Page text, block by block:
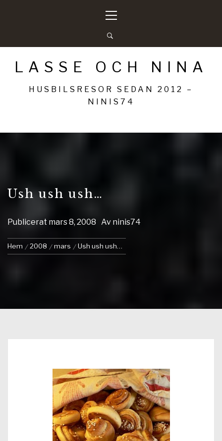
meny
LASSE OCH NINA
HUSBILSRESOR SEDAN 2012 –
NINIS74
Ush ush ush…
Publicerat mars 8, 2008 Av ninis74
Hem 2008 mars Ush ush ush…